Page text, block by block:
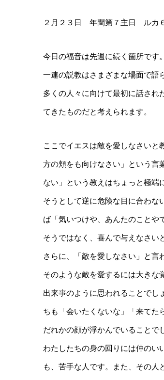
２月２３日 年間第７主日 ルカ
今日の福音は先週に続く箇所です
一連の説教はさまざまな場面で語
多くの人々に向けて最初に話され
てきたものだと考えられます。
ここでイエスは敵を愛しなさいと
方の頬をも向けなさい」という言
ない」という教えはちょっと極端
そうとして逆に危険な目に合わな
ば「気いつけや、あんたのことや
そうではなく、喜んで与えなさい
さらに、「敵を愛しなさい」と言
そのような敵を愛するには大きな
出来事のように思われることでし
ちも「会いたくないな」「来てた
だれかの顔が浮かんでいることで
わたしたちの身の回りには仲のい
も、苦手な人です。また、その人